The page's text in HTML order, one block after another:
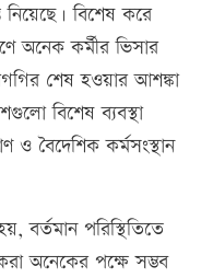
নিয়েছে। বিশেষ করে
অনেক কর্মীর ভিসার
শেষ হওয়ার আশঙ্কা
বিশেষ ব্যবস্থা
ও বৈদেশিক কর্মসংস্থান
বর্তমান পরিস্থিতিতে
অনেকের পক্ষে সম্ভব